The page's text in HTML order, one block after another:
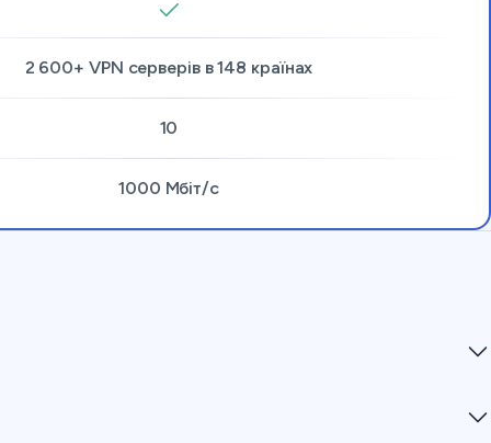
2 600+ VPN серверів в148 країнах
10
1000 Мбіт/с